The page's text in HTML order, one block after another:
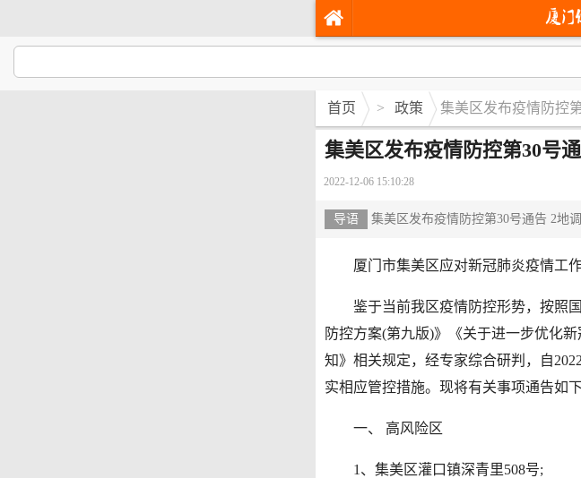
首页 > 政策 集美区发布疫情防控
集美区发布疫情防控第30号
2022-12-06 15:10:28
导语 集美区发布疫情防控第30号通告 2地
厦门市集美区应对新冠肺炎疫情工作
鉴于当前我区疫情防控形势，按照国
防控方案(第九版)》《关于进一步优化
知》相关规定，经专家综合研判，自
实相应管控措施。现将有关事项通告如下
一、 高风险区
1、集美区灌口镇深青里508号;